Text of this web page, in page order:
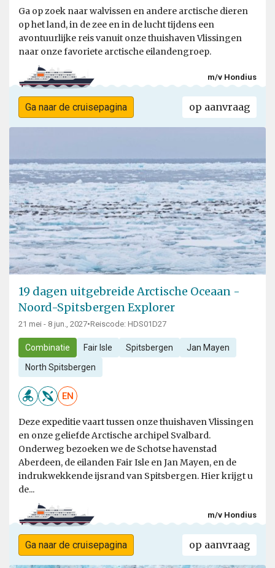
Ga op zoek naar walvissen en andere arctische dieren
op het land, in de zee en in de lucht tijdens een
avontuurlijke reis vanuit onze thuishaven Vlissingen
naar onze favoriete arctische eilandengroep.
m/v Hondius
Ga naar de cruisepagina op aanvraag
19 dagen uitgebreide Arctische Oceaan -
Noord-Spitsbergen Explorer
21 mei - 8 jun., 2027•Reiscode: HDS01D27
Combinatie Fair Isle Spitsbergen Jan Mayen
North Spitsbergen
EN
Deze expeditie vaart tussen onze thuishaven Vlissingen
en onze geliefde Arctische archipel Svalbard.
Onderweg bezoeken we de Schotse havenstad
Aberdeen, de eilanden Fair Isle en Jan Mayen, en de
indrukwekkende ijsrand van Spitsbergen. Hier krijgt u
de...
m/v Hondius
Ga naar de cruisepagina op aanvraag